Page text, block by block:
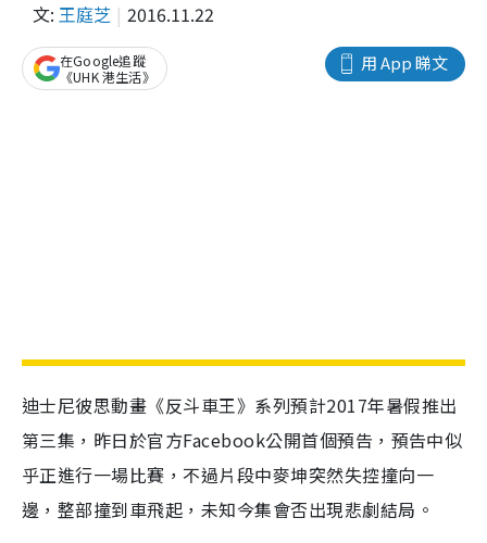
文: 王庭芝 2016.11.22
用 App 睇文
在Google追蹤
《UHK 港生活》
迪士尼彼思動畫《反斗車王》系列預計2017年暑假推出
第三集，昨日於官方Facebook公開首個預告，預告中似
乎正進行一場比賽，不過片段中麥坤突然失控撞向一
邊，整部撞到車飛起，未知今集會否出現悲劇結局。